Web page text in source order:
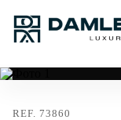
REF. 73860